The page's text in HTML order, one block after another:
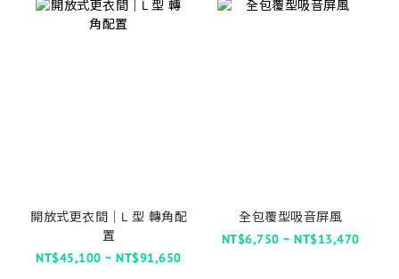
開放式更衣間｜L 型 轉角配
置
NT$45,100 ~ NT$91,650
全包覆型吸音屏風
NT$6,750 ~ NT$13,470